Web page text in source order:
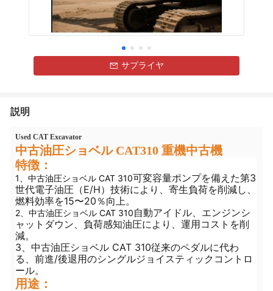
サプライヤ
説明
Used CAT Excavator
中古油圧ショベル CAT310 重機中古機
特徴：
1、中古油圧ショベル CAT 310可変容量ポンプを備えた第3
世代電子油圧（E/H）技術により、寄生負荷を削減し、
燃料効率を15〜20％向上。
2、中古油圧ショベル CAT 310自動アイドル、エンジンシ
ャットダウン、負荷感知油圧により、運用コストを削
減。
3、中古油圧ショベル CAT 310従来のペダルに代わ
る、前進/後退用のシングルジョイスティックコントロ
ール。
用途：